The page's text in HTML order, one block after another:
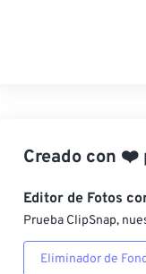
Creado con ❤️
Editor de Fotos
Prueba ClipSnap,
Eliminador de